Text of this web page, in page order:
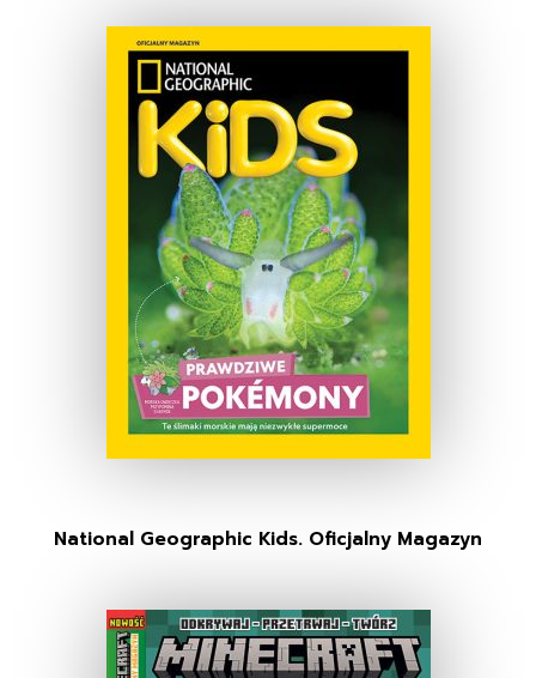
National Geographic Kids. Oficjalny Magazyn